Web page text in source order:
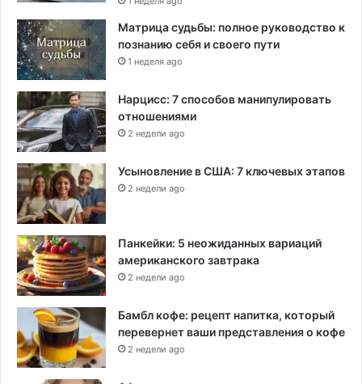
Матрица судьбы: полное руководство к
познанию себя и своего пути
1 неделя ago
Нарцисс: 7 способов манипулировать
отношениями
2 недели ago
Усыновление в США: 7 ключевых этапов
2 недели ago
Панкейки: 5 неожиданных вариаций
американского завтрака
2 недели ago
Бамбл кофе: рецепт напитка, который
перевернет ваши представления о кофе
2 недели ago